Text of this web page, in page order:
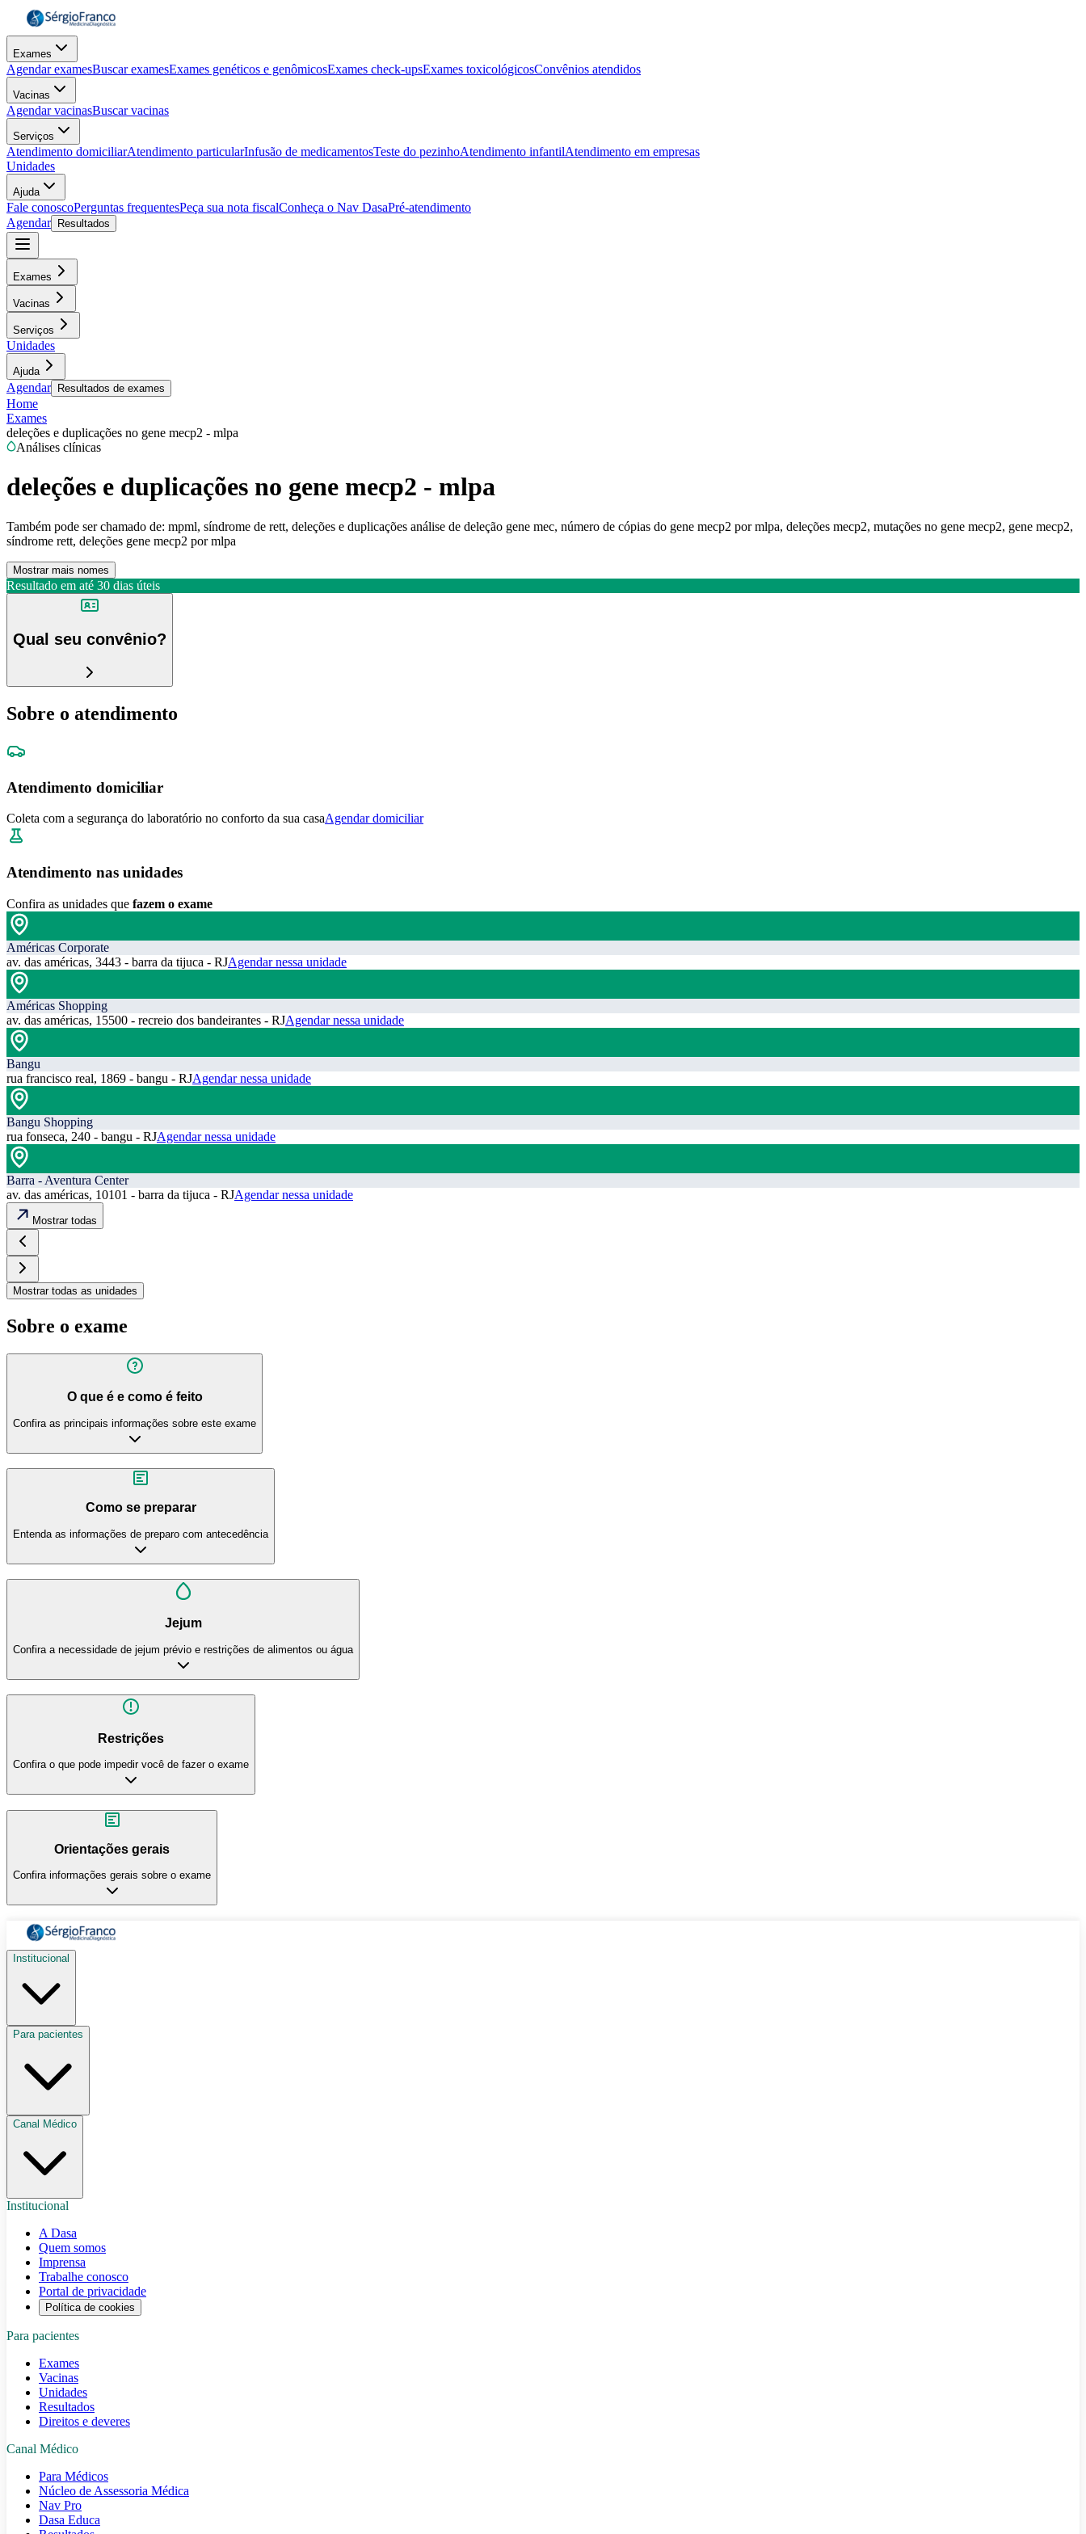
Exames
Agendar examesBuscar examesExames genéticos e genômicosExames check-upsExames toxicológicosConvênios atendidos
Vacinas
Agendar vacinasBuscar vacinas
Serviços
Atendimento domiciliarAtendimento particularInfusão de medicamentosTeste do pezinhoAtendimento infantilAtendimento em empresas
Unidades
Ajuda
Fale conoscoPerguntas frequentesPeça sua nota fiscalConheça o Nav DasaPré-atendimento
Agendar
Resultados
Exames
Vacinas
Serviços
Unidades
Ajuda
Agendar Resultados de exames
Home
Exames
deleções e duplicações no gene mecp2 - mlpa
Análises clínicas
deleções e duplicações no gene mecp2 - mlpa
Também pode ser chamado de: mpml, síndrome de rett, deleções e duplicações análise de deleção gene mec, número de cópias do gene mecp2 por mlpa, deleções mecp2, mutações no gene mecp2, gene mecp2,
síndrome rett, deleções gene mecp2 por mlpa
Mostrar mais nomes
Resultado em até 30 dias úteis
Qual seu convênio?
Sobre o atendimento
Atendimento domiciliar
Coleta com a segurança do laboratório no conforto da sua casaAgendar domiciliar
Atendimento nas unidades
Confira as unidades que fazem o exame
Américas Corporate
av. das américas, 3443 - barra da tijuca - RJAgendar nessa unidade
Américas Shopping
av. das américas, 15500 - recreio dos bandeirantes - RJAgendar nessa unidade
Bangu
rua francisco real, 1869 - bangu - RJAgendar nessa unidade
Bangu Shopping
rua fonseca, 240 - bangu - RJAgendar nessa unidade
Barra - Aventura Center
av. das américas, 10101 - barra da tijuca - RJAgendar nessa unidade
Mostrar todas
Mostrar todas as unidades
Sobre o exame
O que é e como é feito
Confira as principais informações sobre este exame
Como se preparar
Entenda as informações de preparo com antecedência
Jejum
Confira a necessidade de jejum prévio e restrições de alimentos ou água
Restrições
Confira o que pode impedir você de fazer o exame
Orientações gerais
Confira informações gerais sobre o exame
Institucional
Para pacientes
Canal Médico
Institucional
A Dasa
Quem somos
Imprensa
Trabalhe conosco
Portal de privacidade
Política de cookies
Para pacientes
Exames
Vacinas
Unidades
Resultados
Direitos e deveres
Canal Médico
Para Médicos
Núcleo de Assessoria Médica
Nav Pro
Dasa Educa